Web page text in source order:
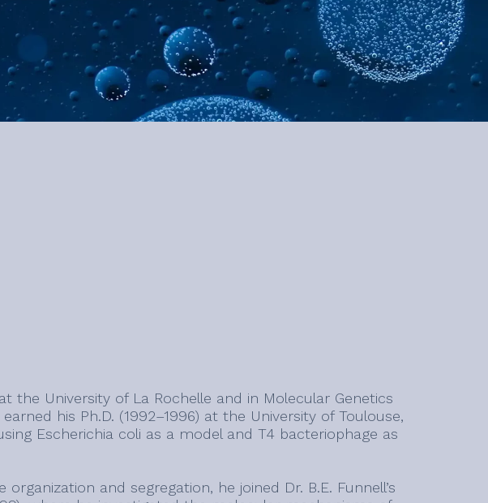
the University of La Rochelle and in Molecular Genetics
his Ph.D. (1992–1996) at the University of Toulouse,
Escherichia coli as a model and T4 bacteriophage as
and segregation, he joined Dr. B.E. Funnell’s